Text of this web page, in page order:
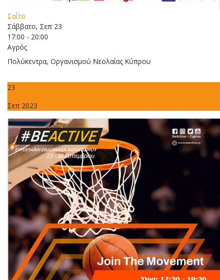
Σαΐτα
Σάββατο, Σεπ 23
17:00 - 20:00
Αγρός
Πολύκεντρα, Οργανισμού Νεολαίας Κύπρου
23
Σεπ 2023